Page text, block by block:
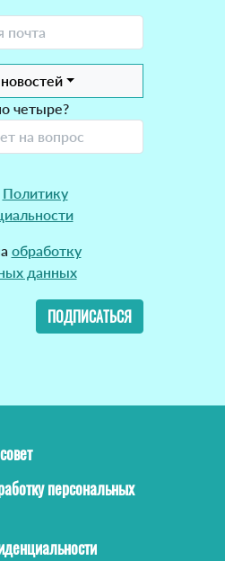
четыре?
Политику
обработку
данных
ПОДПИСАТЬСЯ
персональных